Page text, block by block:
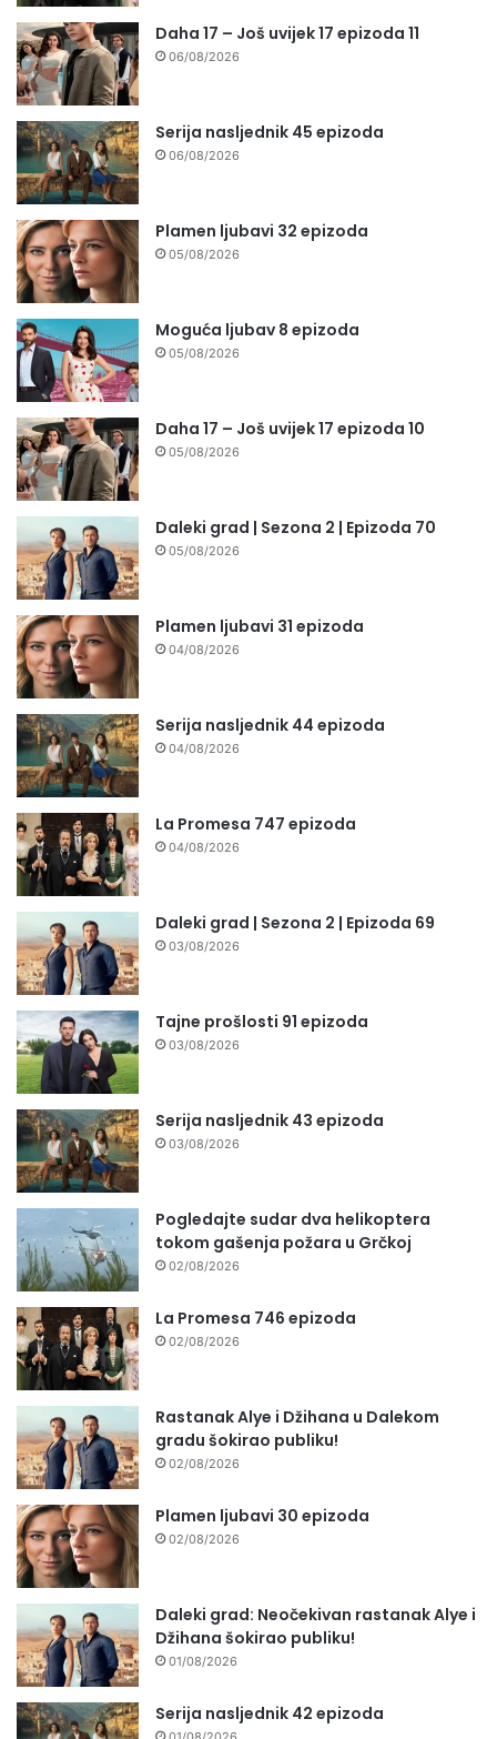
Daha 17 – Još uvijek 17 epizoda 11
06/08/2026
Serija nasljednik 45 epizoda
06/08/2026
Plamen ljubavi 32 epizoda
05/08/2026
Moguća ljubav 8 epizoda
05/08/2026
Daha 17 – Još uvijek 17 epizoda 10
05/08/2026
Daleki grad | Sezona 2 | Epizoda 70
05/08/2026
Plamen ljubavi 31 epizoda
04/08/2026
Serija nasljednik 44 epizoda
04/08/2026
La Promesa 747 epizoda
04/08/2026
Daleki grad | Sezona 2 | Epizoda 69
03/08/2026
Tajne prošlosti 91 epizoda
03/08/2026
Serija nasljednik 43 epizoda
03/08/2026
Pogledajte sudar dva helikoptera
tokom gašenja požara u Grčkoj
02/08/2026
La Promesa 746 epizoda
02/08/2026
Rastanak Alye i Džihana u Dalekom
gradu šokirao publiku!
02/08/2026
Plamen ljubavi 30 epizoda
02/08/2026
Daleki grad: Neočekivan rastanak Alye i
Džihana šokirao publiku!
01/08/2026
Serija nasljednik 42 epizoda